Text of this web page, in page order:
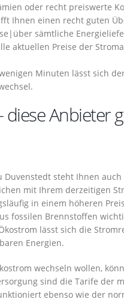
oder recht preiswerte
Ihnen einen recht guten
sämtliche
aktuellen Preise der
Minuten lässt sich
Anbieter
steht Ihnen
mit Ihrem derzeitigen
in einem höheren
fossilen Brennstoffen
lässt sich die
Energien.
wechseln wollen,
sind die Tarife der
ebenso wie der